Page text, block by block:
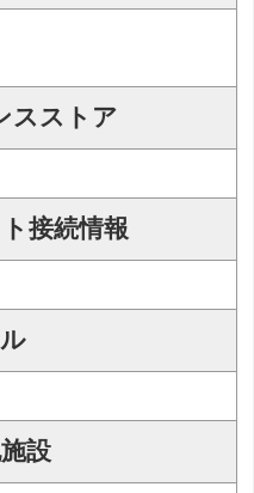
スストア
接続情報
設